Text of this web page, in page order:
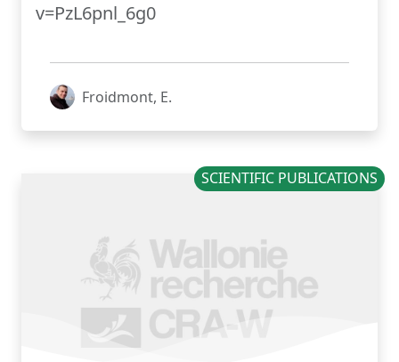
v=PzL6pnl_6g0
Froidmont, E.
SCIENTIFIC PUBLICATIONS